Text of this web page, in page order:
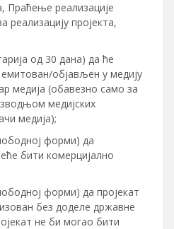
Праћење реализације
реализацију пројекта,
од 30 дана) да ће
објављен у медију
медија (обавезно само за
медијских
медија);
форми) да
бити комерцијално
форми) да пројекат
без доделе државне
не би могао бити